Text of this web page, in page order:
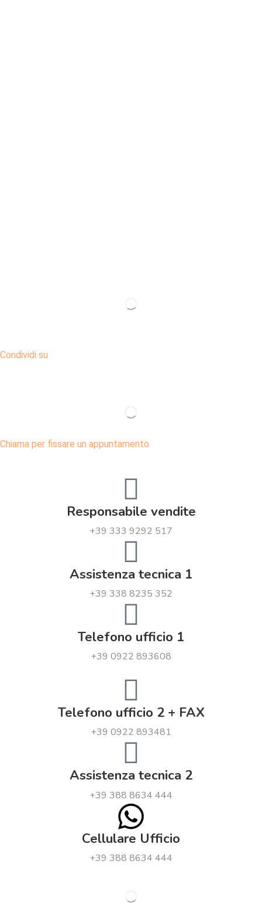
Condividi su
Chiama per fissare un appuntamento
Responsabile vendite
+39 333 9292 517
Assistenza tecnica 1
+39 338 8235 352
Telefono ufficio 1
+39 0922 893608
Telefono ufficio 2 + FAX
+39 0922 893481
Assistenza tecnica 2
+39 388 8634 444
Cellulare Ufficio
+39 388 8634 444